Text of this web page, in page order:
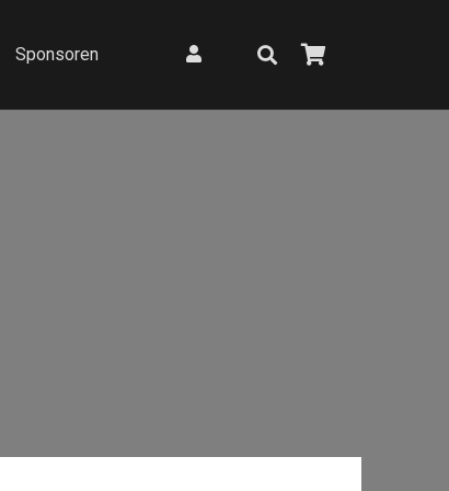
Sponsoren